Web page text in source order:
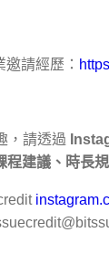
請經歷：
，請透過
程建議、時長